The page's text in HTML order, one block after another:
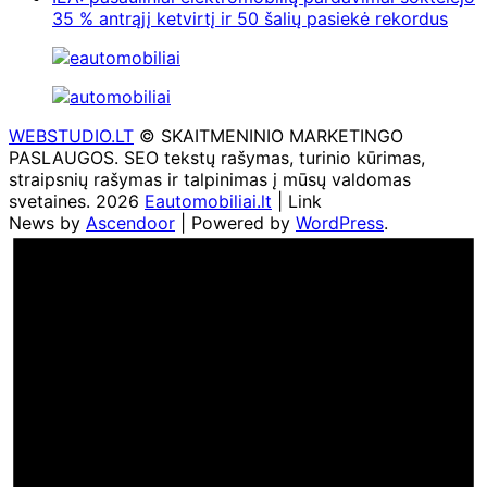
35 % antrąjį ketvirtį ir 50 šalių pasiekė rekordus
WEBSTUDIO.LT © SKAITMENINIO MARKETINGO
PASLAUGOS. SEO tekstų rašymas, turinio kūrimas,
straipsnių rašymas ir talpinimas į mūsų valdomas
svetaines. 2026 Eautomobiliai.lt | Link
News by Ascendoor | Powered by WordPress.